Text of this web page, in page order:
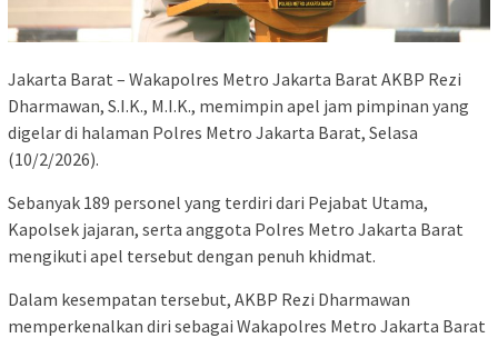
Jakarta Barat – Wakapolres Metro Jakarta Barat AKBP Rezi
Dharmawan, S.I.K., M.I.K., memimpin apel jam pimpinan yang
digelar di halaman Polres Metro Jakarta Barat, Selasa
(10/2/2026).
Sebanyak 189 personel yang terdiri dari Pejabat Utama,
Kapolsek jajaran, serta anggota Polres Metro Jakarta Barat
mengikuti apel tersebut dengan penuh khidmat.
Dalam kesempatan tersebut, AKBP Rezi Dharmawan
memperkenalkan diri sebagai Wakapolres Metro Jakarta Barat